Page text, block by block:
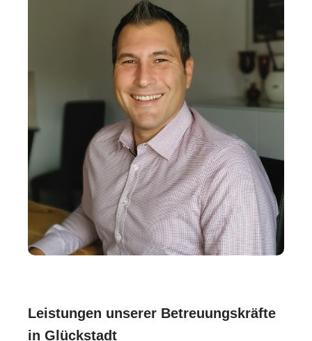
Leistungen unserer Betreuungskräfte
in Glückstadt